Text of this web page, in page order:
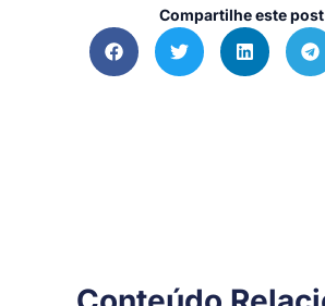
Compartilhe este